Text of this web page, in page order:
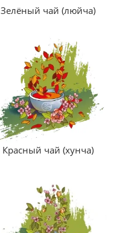
Зелёный чай (люйча)
Красный чай (хунча)